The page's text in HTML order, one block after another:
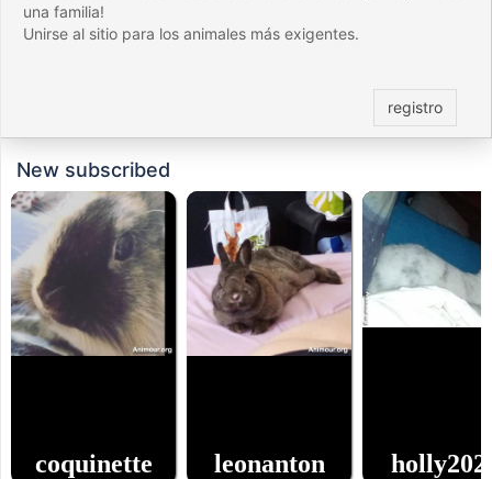
una familia!
Unirse al sitio para los animales más exigentes.
registro
New subscribed
coquinette leonanton